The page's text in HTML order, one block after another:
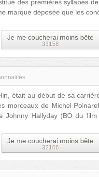
des premières syllabes
marque déposée que les
Je me coucherai moins bête
33158
était au début de sa
morceaux de Michel
Johnny Hallyday (BO du
Je me coucherai moins bête
32166